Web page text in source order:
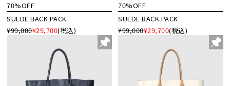
70%OFF
SUEDE BACK PACK
¥99,000¥29,700(税込)
70%OFF
SUEDE BACK PACK
¥99,000¥29,700(税込)